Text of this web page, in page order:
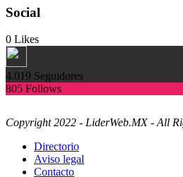
Social
0 Likes
4.019 Seguidores
805 Follows
Copyright 2022 - LiderWeb.MX - All
Directorio
Aviso legal
Contacto